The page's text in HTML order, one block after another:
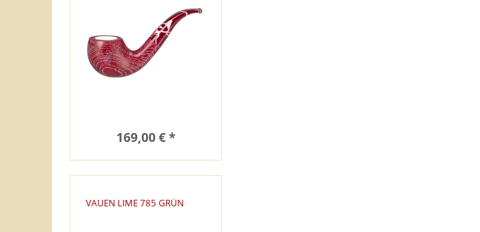
169,00 € *
VAUEN LIME 785 GRÜN